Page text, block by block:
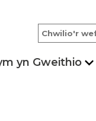
yn Gweithio